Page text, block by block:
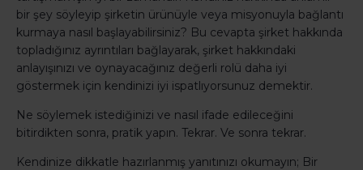
bir şey söyleyip şirketin ürünüyle veya misyonuyla bağlantı
kurmaya nasıl başlayabilirsiniz? Bu cevapta şirket hakkında
topladığınız ayrıntıları bağlayarak, şirket hakkındaki
anlayışınızı ve oynayacağınız değerli rolü daha iyi
göstermek için kendinizi iyi ispatlıyorsunuz demektir.
Ne söylemek istediğinizi ve nasıl ifade edileceğini
bitirdikten sonra, pratik yapın. Tekrar. Ve sonra tekrar.
Kendinize dikkatle hazırlanmış yanıtınızı okumayın; Bir